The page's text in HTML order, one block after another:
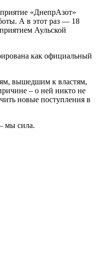
«ДнепрАзот»
А в этот раз — 18
Аульской
как официальный
вышедшим к властям,
– о ней никто не
новые поступления в
мы сила.